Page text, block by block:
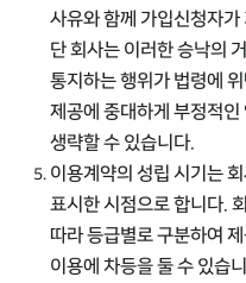
사유와 함께 가입신청자
단 회사는 이러한 승낙의
통지하는 행위가 법령에
제공에 중대하게 부정적
생략할 수 있습니다.
이용계약의 성립 시기는
표시한 시점으로 합니다.
따라 등급별로 구분하여
이용에 차등을 둘 수 있습